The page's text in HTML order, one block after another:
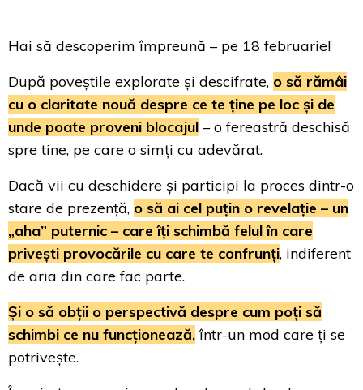
Hai să descoperim împreună – pe 18 februarie!
După poveștile explorate și descifrate, o să rămâi
cu o claritate nouă despre ce te ține pe loc și de
unde poate proveni blocajul – o fereastră deschisă
spre tine, pe care o simți cu adevărat.
Dacă vii cu deschidere și participi la proces dintr-o
stare de prezență, o să ai cel puțin o revelație – un
„aha” puternic – care îți schimbă felul în care
privești provocările cu care te confrunți, indiferent
de aria din care fac parte.
Și o să obții o perspectivă despre cum poți să
schimbi ce nu funcționează, într-un mod care ți se
potrivește.